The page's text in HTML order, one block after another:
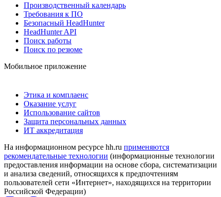
Производственный календарь
Требования к ПО
Безопасный HeadHunter
HeadHunter API
Поиск работы
Поиск по резюме
Мобильное приложение
Этика и комплаенс
Оказание услуг
Использование сайтов
Защита персональных данных
ИТ аккредитация
На информационном ресурсе hh.ru применяются
рекомендательные технологии (информационные технологии
предоставления информации на основе сбора, систематизации
и анализа сведений, относящихся к предпочтениям
пользователей сети «Интернет», находящихся на территории
Российской Федерации)